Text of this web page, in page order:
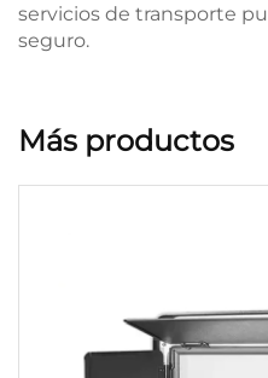
servicios de transporte
seguro.
Más productos